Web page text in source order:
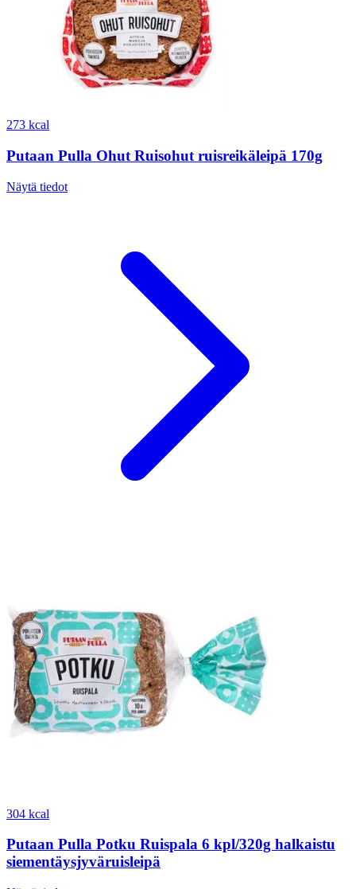
273 kcal
Putaan Pulla Ohut Ruisohut ruisreikäleipä 170g
Näytä tiedot
304 kcal
Putaan Pulla Potku Ruispala 6 kpl/320g halkaistu
siementäysjyväruisleipä